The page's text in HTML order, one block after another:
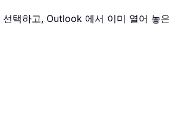
택하고, Outlook 에서 이미 열어 놓